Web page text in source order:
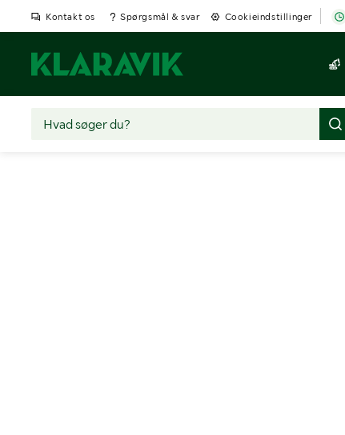
Kontakt os Spørgsmål & svar Cookieindstillinger